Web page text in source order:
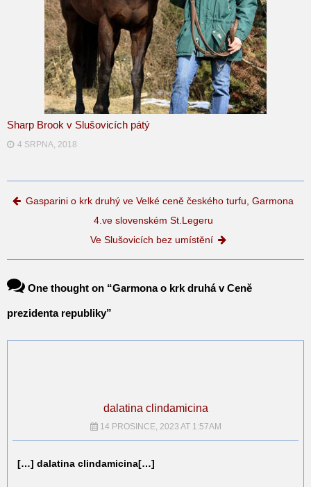
Sharp Brook v Slušovicích pátý
4 SRPNA, 2018
Post navigation
Gasparini o krk druhý ve Velké ceně českého turfu, Garmona
4.ve slovenském St.Legeru
Ve Slušovicích bez umístění
One thought on “Garmona o krk druhá v Ceně
prezidenta republiky”
dalatina clindamicina
14 PROSINCE, 2023 AT 1:57AM
[…] dalatina clindamicina[…]